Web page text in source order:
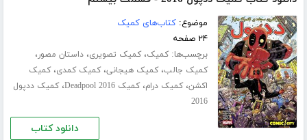
موضوع:کتاب‌های کمیک
۲۴ صفحه
برچسب‌ها:کمیک،کمیک تصویری،داستان مصور،
کمیک جالب،کمیک هیجانی،کمیک کمدی،کمیک
اکشن،کمیک درام،کمیک Deadpool 2016 ،کمیک ددپول
2016
دانلود کتاب